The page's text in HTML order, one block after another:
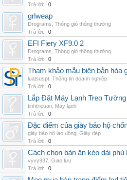
Trả lời:
0
grlweap
Drograms Thông gió thông thường
Trả lời:
0
EFI Fiery XF9.0 2
Drograms Thông gió thông thường
Trả lời:
0
Tham khảo mẫu biên bản hòa
luatsuspt Thông tin doanh nghiệp
Trả lời:
0
Lắp Đặt Máy Lạnh Treo
tinhtrieuan Máy lạnh
Trả lời:
0
Đặc điểm của giày bảo hộ
giày bảo hộ lao động Giày dép
Trả lời:
0
Cách chọn bàn ăn kéo dài
vyvy937 Giao lưu
Trả lời:
0